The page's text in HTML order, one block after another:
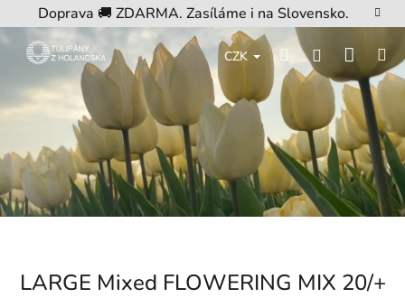
na
obsah
Doprava 🚚 ZDARMA. Zasíláme i na Slovensko.
CZK HledatPřihlášení
košík
LARGE Mixed FLOWERING MIX 20/+